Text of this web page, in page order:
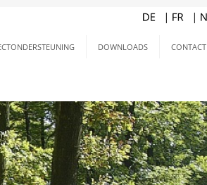
DOWNLOADS CONTACT